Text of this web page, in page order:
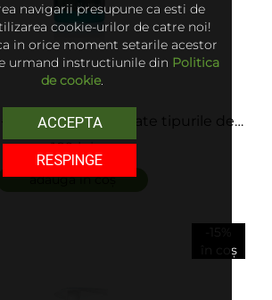
Balsam pentru toate tipurile de
In One Leave-In Conditioner
189 lei
adaugă în coș
-15%
în coș
navigarii presupune ca esti de
cookie-urilor de catre noi!
in orice moment setarile acestor
urmand instructiunile din Politica
de cookie.
ACCEPTA
RESPINGE